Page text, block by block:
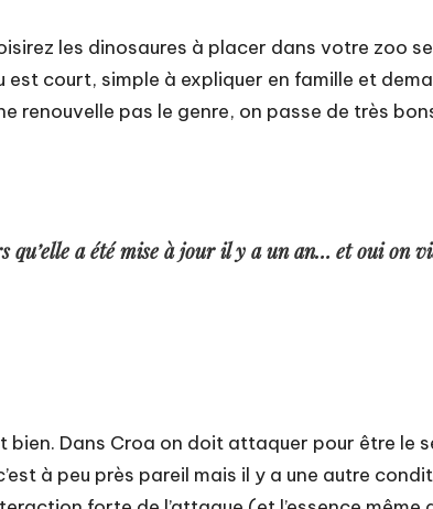
les dinosaures à placer dans votre zoo
est court, simple à expliquer en famille et
renouvelle pas le genre, on passe de très
qu’elle a été mise à jour il y a un an… et oui on
bien. Dans Croa on doit attaquer pour être le
à peu près pareil mais il y a une autre